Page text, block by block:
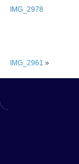
IMG_2978
IMG_2961 »